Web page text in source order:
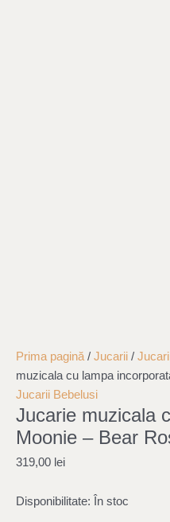
Prima pagină / Jucarii /
muzicala cu lampa
Jucarii Bebelusi
Jucarie muzicala
Moonie – Bear
319,00 lei
Disponibilitate: În stoc
Cantitate
Jucarie
muzicala
cu
lampa
Moonie
Bear